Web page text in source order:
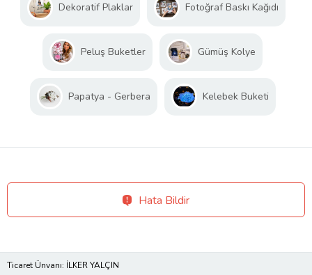
Dekoratif Plaklar Fotoğraf Baskı Kağıdı
Peluş Buketler Gümüş Kolye
Papatya - Gerbera Kelebek Buketi
Hata Bildir
Ticaret Ünvanı: İLKER YALÇIN